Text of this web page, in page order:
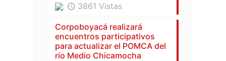
3861 Vistas
Corpoboyacá realizará
encuentros participativos
para actualizar el POMCA del
río Medio Chicamocha